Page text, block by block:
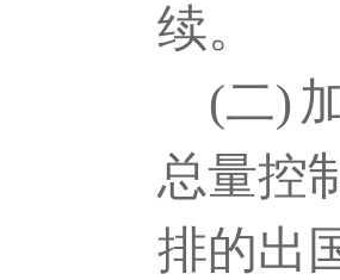
续。
(二)
总量控
排的出